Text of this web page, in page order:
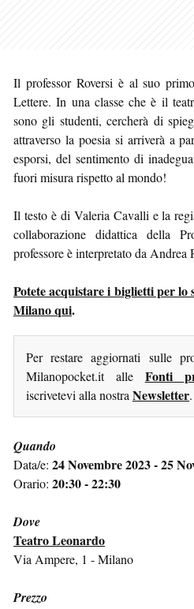
Il professor Roversi è al suo
Lettere. In una classe che è il
sono gli studenti, cercherà di
attraverso la poesia si arriverà a
esporsi, del sentimento di
fuori misura rispetto al mondo!
Il testo è di Valeria Cavalli e la
collaborazione didattica della
professore è interpretato da Andrea
Potete acquistare i biglietti per
Milano qui.
Per restare aggiornati sulle
Milanopocket.it alle Fonti
iscrivetevi alla nostra Newsletter.
Quando
Data/e: 24 Novembre 2023 - 25
Orario: 20:30 - 22:30
Dove
Teatro Leonardo
Via Ampere, 1 - Milano
Prezzo